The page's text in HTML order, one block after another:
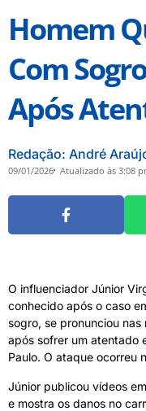
Homem
Com
Após
Redação: André
09/01/2026 Atualizado às 3:08
O influenciador Júnior
conhecido após o caso
sogro, se pronunciou
após sofrer um atentado
Paulo. O ataque ocorreu
Júnior publicou vídeos
e mostra os danos no